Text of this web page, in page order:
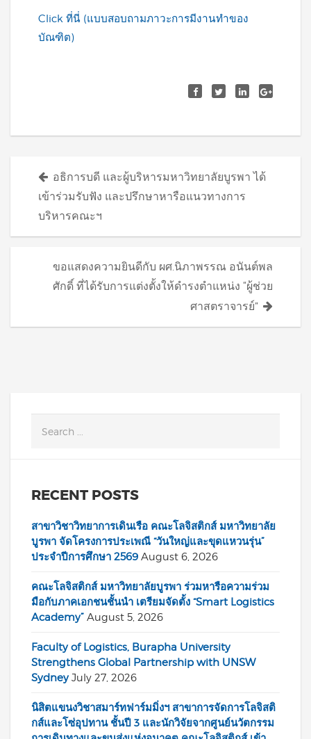
Click ที่นี่ (แบบสอบถามภาวะการมีงานทำของ
บัณฑิต)
Posts
navigation
อธิการบดี และผู้บริหารมหาวิทยาลัยบูรพา ได้
เข้าร่วมรับฟัง และปรึกษาหารือแนวทางการ
บริหารคณะฯ
ขอแสดงความยินดีกับ ผศ.นิภาพรรณ อนันต์พล
ศักดิ์ ที่ได้รับการแต่งตั้งให้ดำรงตำแหน่ง “ผู้ช่วย
ศาสตราจารย์”
RECENT POSTS
สาขาวิชาวิทยาการเดินเรือ คณะโลจิสติกส์ มหาวิทยาลัย
บูรพา จัดโครงการประเพณี “วันใหญ่และขุดแหวนรุ่น”
ประจำปีการศึกษา 2569 August 6, 2026
คณะโลจิสติกส์ มหาวิทยาลัยบูรพา ร่วมหารือความร่วม
มือกับภาคเอกชนชั้นนำ เตรียมจัดตั้ง “Smart Logistics
Academy” August 5, 2026
Faculty of Logistics, Burapha University
Strengthens Global Partnership with UNSW
Sydney July 27, 2026
นิสิตแขนงวิชาสมาร์ทฟาร์มมิ่งฯ สาขาการจัดการโลจิสติ
กส์และโซ่อุปทาน ชั้นปี 3 และนักวิจัยจากศูนย์นวัตกรรม